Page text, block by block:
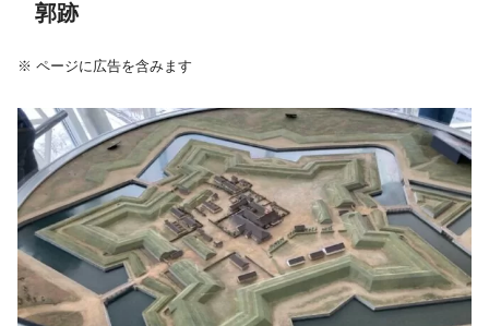
郭跡
※ ページに広告を含みます